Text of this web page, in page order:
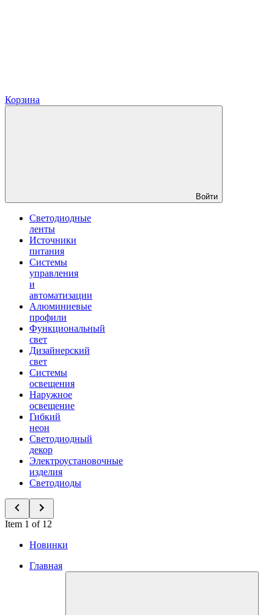
Корзина
Войти
Светодиодные
ленты
Источники
питания
Системы
управления
и
автоматизации
Алюминиевые
профили
Функциональный
свет
Дизайнерский
свет
Системы
освещения
Наружное
освещение
Гибкий
неон
Светодиодный
декор
Электроустановочные
изделия
Светодиоды
Item 1 of 12
Новинки
Главная